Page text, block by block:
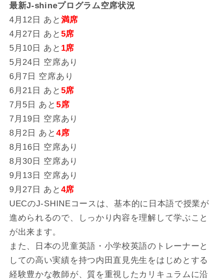
最新J-shineプログラム空席状況
4月12日 あと 満席
4月27日 あと 5席
5月10日 あと 1席
5月24日 空席あり
6月7日 空席あり
6月21日 あと 5席
7月5日 あと 5席
7月19日 空席あり
8月2日 あと 4席
8月16日 空席あり
8月30日 空席あり
9月13日 空席あり
9月27日 あと 4席
UECのJ-SHINEコースは、基本的に日本語で授業が
進められるので、しっかり内容を理解して学ぶこと
が出来ます。
また、日本の児童英語・小学校英語のトレーナーと
しての高い実績を持つ内田直見先生をはじめとする
経験豊かな教師が、質を重視したカリキュラムに沿